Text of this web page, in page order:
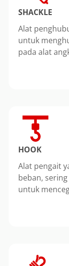
SHACKLE
Alat
untuk
pada alat
HOOK
Alat pengait
beban,
untuk